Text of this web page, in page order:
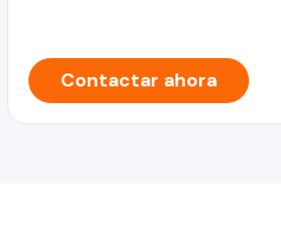
Contactar ahora